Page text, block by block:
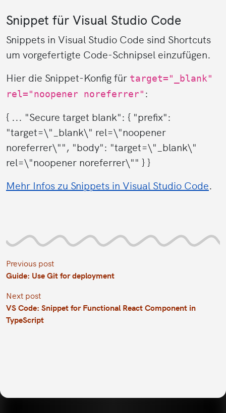
Snippet für Visual Studio Code
Snippets in Visual Studio Code sind Shortcuts
um vorgefertigte Code-Schnipsel einzufügen.
Hier die Snippet-Konfig für target="_blank"
rel="noopener noreferrer" :
{ ... "Secure target blank": { "prefix":
"target=\"_blank\" rel=\"noopener
noreferrer\"", "body": "target=\"_blank\"
rel=\"noopener noreferrer\"" } }
Mehr Infos zu Snippets in Visual Studio Code.
Previous post
Guide: Use Git for deployment
Next post
VS Code: Snippet for Functional React Component in
TypeScript